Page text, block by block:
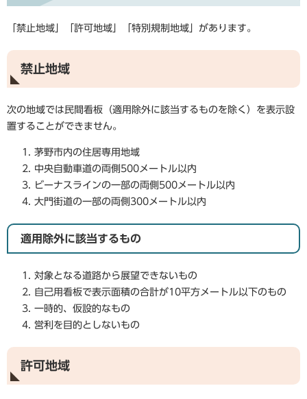
「禁止地域」「許可地域」「特別規制地域」があります。
禁止地域
次の地域では民間看板（適用除外に該当するものを除く）を表示設
置することができません。
茅野市内の住居専用地域
中央自動車道の両側500メートル以内
ビーナスラインの一部の両側500メートル以内
大門街道の一部の両側300メートル以内
適用除外に該当するもの
対象となる道路から展望できないもの
自己用看板で表示面積の合計が10平方メートル以下のもの
一時的、仮設的なもの
営利を目的としないもの
許可地域